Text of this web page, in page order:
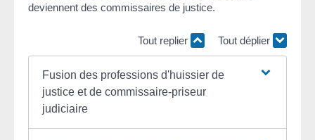
deviennent des commissaires de justice.
Tout replier Tout déplier
Fusion des professions d'huissier de
justice et de commissaire-priseur
judiciaire